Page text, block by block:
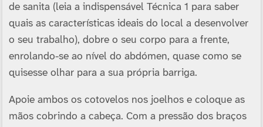
de sanita (leia a indispensável Técnica 1 para saber
quais as caracterí­sticas ideais do local a desenvolver
o seu trabalho), dobre o seu corpo para a frente,
enrolando-se ao ní­vel do abdómen, quase como se
quisesse olhar para a sua própria barriga.
Apoie ambos os cotovelos nos joelhos e coloque as
mãos cobrindo a cabeça. Com a pressão dos braços